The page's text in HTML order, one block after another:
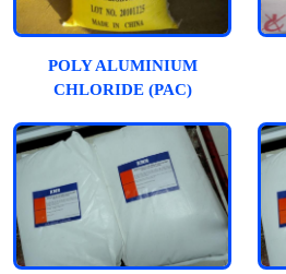
POLY ALUMINIUM
CHLORIDE (PAC)